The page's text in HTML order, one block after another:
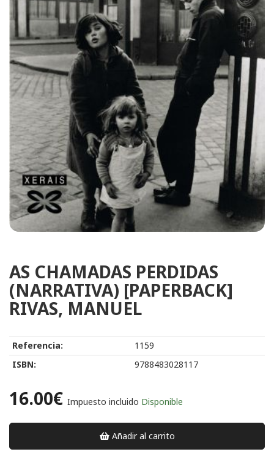
AS CHAMADAS PERDIDAS
(NARRATIVA) [PAPERBACK]
RIVAS, MANUEL
Referencia:
1159
ISBN:
9788483028117
16.00€ Impuesto incluido Disponible
Añadir al carrito